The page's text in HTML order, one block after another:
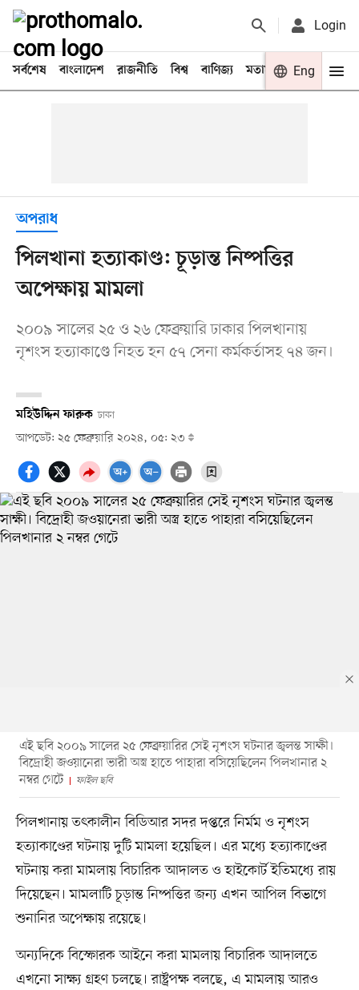
Login
সর্বশেষ বাংলাদেশ রাজনীতি বিশ্ব বাণিজ্য মতামত খেলা
Eng
অপরাধ
পিলখানা হত্যাকাণ্ড: চূড়ান্ত নিষ্পত্তির
অপেক্ষায় মামলা
২০০৯ সালের ২৫ ও ২৬ ফেব্রুয়ারি ঢাকার পিলখানায়
নৃশংস হত্যাকাণ্ডে নিহত হন ৫৭ সেনা কর্মকর্তাসহ ৭৪ জন।
মহিউদ্দিন ফারুক ঢাকা
আপডেট: ২৫ ফেব্রুয়ারি ২০২৪, ০৫: ২৩
এই ছবি ২০০৯ সালের ২৫ ফেব্রুয়ারির সেই নৃশংস ঘটনার জ্বলন্ত সাক্ষী।
বিদ্রোহী জওয়ানেরা ভারী অস্ত্র হাতে পাহারা বসিয়েছিলেন পিলখানার ২
নম্বর গেটে
ফাইল ছবি
পিলখানায় তৎকালীন বিডিআর সদর দপ্তরে নির্মম ও নৃশংস
হত্যাকাণ্ডের ঘটনায় দুটি মামলা হয়েছিল। এর মধ্যে হত্যাকাণ্ডের
ঘটনায় করা মামলায় বিচারিক আদালত ও হাইকোর্ট ইতিমধ্যে রায়
দিয়েছেন। মামলাটি চূড়ান্ত নিষ্পত্তির জন্য এখন আপিল বিভাগে
শুনানির অপেক্ষায় রয়েছে।
অন্যদিকে বিস্ফোরক আইনে করা মামলায় বিচারিক আদালতে
এখনো সাক্ষ্য গ্রহণ চলছে। রাষ্ট্রপক্ষ বলছে, এ মামলায় আরও